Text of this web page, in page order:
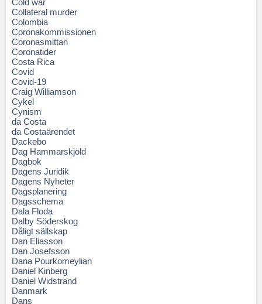
Cold war
Collateral murder
Colombia
Coronakommissionen
Coronasmittan
Coronatider
Costa Rica
Covid
Covid-19
Craig Williamson
Cykel
Cynism
da Costa
da Costaärendet
Dackebo
Dag Hammarskjöld
Dagbok
Dagens Juridik
Dagens Nyheter
Dagsplanering
Dagsschema
Dala Floda
Dalby Söderskog
Dåligt sällskap
Dan Eliasson
Dan Josefsson
Dana Pourkomeylian
Daniel Kinberg
Daniel Widstrand
Danmark
Dans